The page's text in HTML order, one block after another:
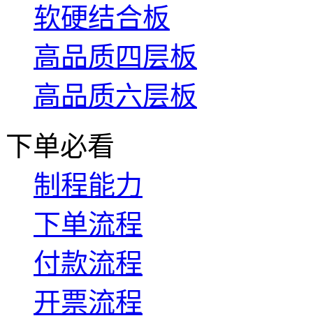
软硬结合板
高品质四层板
高品质六层板
下单必看
制程能力
下单流程
付款流程
开票流程